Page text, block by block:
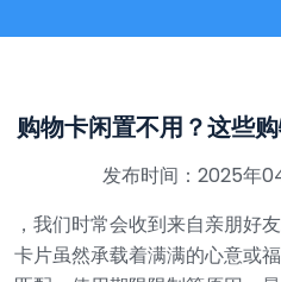
购物卡闲置不用？这些
发布时间：2025年
，我们时常会收到来自亲朋好
卡片虽然承载着满满的心意或